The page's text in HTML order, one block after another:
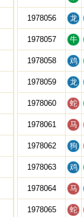
1978056 龙
1978057 牛
1978058 鸡
1978059 龙
1978060 蛇
1978061 马
1978062 狗
1978063 鸡
1978064 马
1978065 蛇